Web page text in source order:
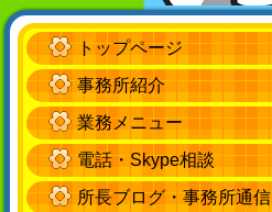
トップページ
事務所紹介
業務メニュー
電話・Skype相談
所長ブログ・事務所通信